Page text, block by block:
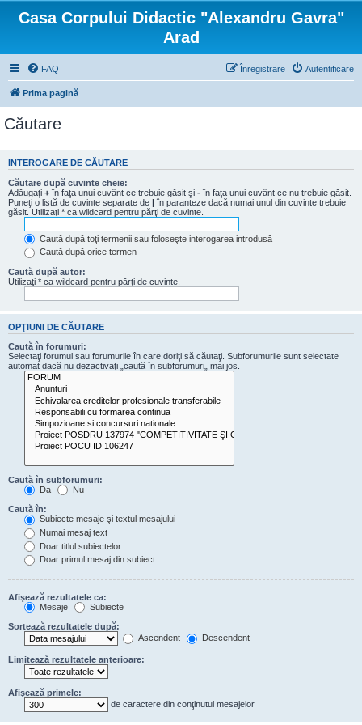
Casa Corpului Didactic "Alexandru Gavra"
Arad
FAQ Autentificare
Înregistrare
Prima pagină
Căutare
INTEROGARE DE CĂUTARE
Căutare după cuvinte cheie:
Adăugaţi + în faţa unui cuvânt ce trebuie găsit şi - în faţa unui cuvânt ce nu trebuie găsit.
Puneţi o listă de cuvinte separate de | în paranteze dacă numai unul din cuvinte trebuie
găsit. Utilizaţi * ca wildcard pentru părţi de cuvinte.
Caută după toţi termenii sau foloseşte interogarea introdusă
Caută după orice termen
Caută după autor:
Utilizaţi * ca wildcard pentru părţi de cuvinte.
OPŢIUNI DE CĂUTARE
Caută în forumuri:
Selectaţi forumul sau forumurile în care doriţi să căutaţi. Subforumurile sunt selectate
automat dacă nu dezactivaţi „caută în subforumuri„ mai jos.
Caută în subforumuri:
Da
Nu
Caută în:
Subiecte mesaje şi textul mesajului
Numai mesaj text
Doar titlul subiectelor
Doar primul mesaj din subiect
Afişează rezultatele ca:
Mesaje
Subiecte
Sortează rezultatele după:
Ascendent
Descendent
Limitează rezultatele anterioare:
Afişează primele:
de caractere din conţinutul mesajelor